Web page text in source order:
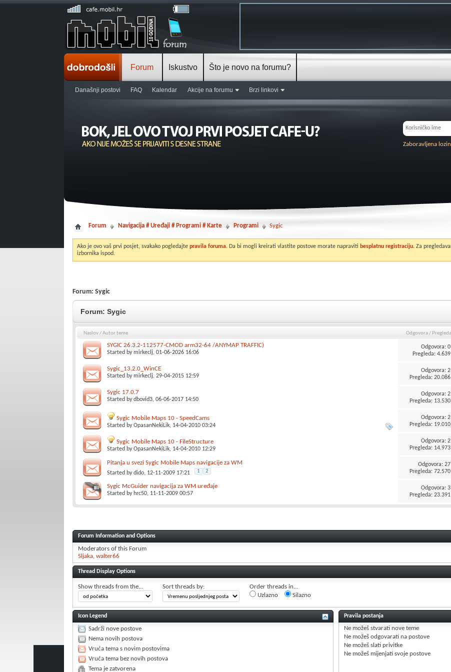
Forum
Današnji postovi FAQ Kalendar Akcije na forumu Brzi linkovi
Iskustvo Što je novo na forumu?
Zaboravljena
Forum Navigacija # Uređaji # Programi # Karte Programi Sygic
Ako je ovo vaš prvi posjet, svakako pogledajte pravila foruma. Da bi mogli kreirati vlastite postove morate napraviti besplatnu registraciju. Za
izbornika ispod.
Forum: Sygic
Forum: Sygic
Naslov/Autor teme Odgovora/ Pregleda
SYGIC 26.3.2-112577-CMOD arm32-64 /ANYMAP TRAFFIC)
Started bymirkeclj, 01-06-2026 16:06
Odgovora: 0
Pregleda: 4.639
Sygic_13.2.0_WinCE
Started bymirkeclj, 29-04-2015 12:59
Odgovora: 2
Pregleda: 20.086
Sygic 17.0.7
Started bydbovid3, 06-06-2017 14:50
Odgovora: 2
Pregleda: 13.530
Sygic Mobile Maps 10 - SpeedCams
Started byOpasanNekiLik, 14-04-2010 03:24
Odgovora: 2
Pregleda: 19.010
Sygic Mobile Maps 10 - FileStructure
Started byOpasanNekiLik, 14-04-2010 12:29
Odgovora: 2
Pregleda: 14.973
Pitanja u svezi Sygic Mobile Maps navigacije za WM
Started bydido, 12-11-2009 17:21 1 2
Odgovora: 27
Pregleda: 72.570
Sygic McGuider navigacija za WM uređaje
Started by hrc50, 11-11-2009 00:57
Odgovora: 3
Pregleda: 23.391
Forum Information and Options
Moderators of this Forum
Sljaka walter66
Thread Display Options
Show threads from the... Sort threads by:
Order threads in...
Uzlazno
Silazno
Icon Legend
Sadrži nove postove
Nema novih postova
Vruća tema s novim postovima
Vruća tema bez novih postova
Tema je zatvorena
Pravila postanja
Ne možeš stvarati nove teme
Ne možešodgovarati na postove
Ne možeš slati privitke
Ne možeš mijenjati svoje postove